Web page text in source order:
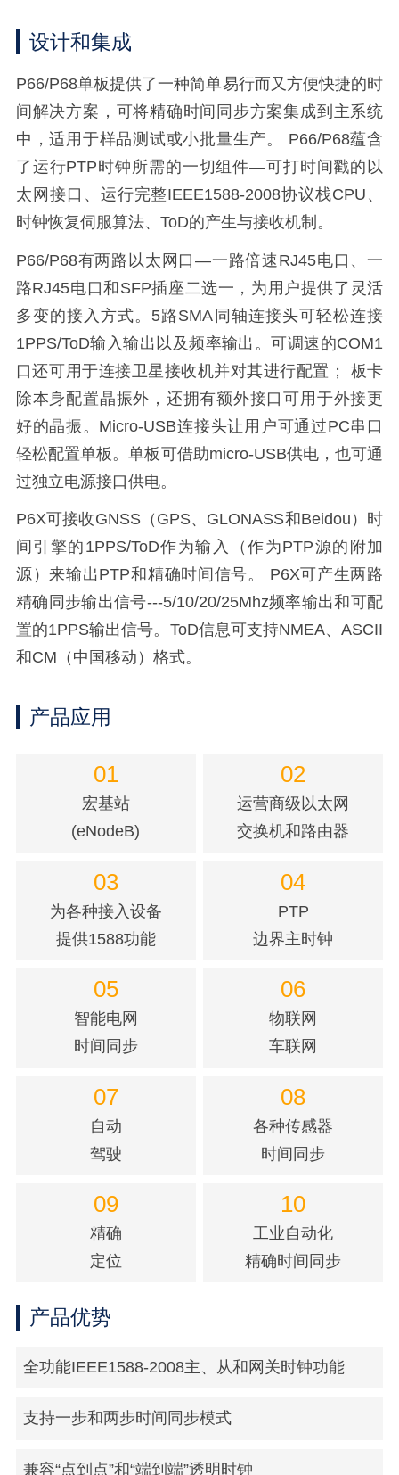
设计和集成
P66/P68单板提供了一种简单易行而又方便快捷的时
间解决方案，可将精确时间同步方案集成到主系统
中，适用于样品测试或小批量生产。 P66/P68蕴含
了运行PTP时钟所需的一切组件—可打时间戳的以
太网接口、运行完整IEEE1588-2008协议栈CPU、
时钟恢复伺服算法、ToD的产生与接收机制。
P66/P68有两路以太网口—一路倍速RJ45电口、一
路RJ45电口和SFP插座二选一，为用户提供了灵活
多变的接入方式。5路SMA同轴连接头可轻松连接
1PPS/ToD输入输出以及频率输出。可调速的COM1
口还可用于连接卫星接收机并对其进行配置； 板卡
除本身配置晶振外，还拥有额外接口可用于外接更
好的晶振。Micro-USB连接头让用户可通过PC串口
轻松配置单板。单板可借助micro-USB供电，也可通
过独立电源接口供电。
P6X可接收GNSS（GPS、GLONASS和Beidou）时
间引擎的1PPS/ToD作为输入（作为PTP源的附加
源）来输出PTP和精确时间信号。 P6X可产生两路
精确 同步输出信号---5/10/20/25Mhz频率输出和可配
置的1PPS输出信号。ToD信息可支持NMEA、ASCII
和CM（中国移动）格式。
产品应用
01
宏基站
(eNodeB)
02
运营商级以太网
交换机和路由器
03
为各种接入设备
提供1588功能
04
PTP
边界主时钟
05
智能电网
时间同步
06
物联网
车联网
07
自动
驾驶
08
各种传感器
时间同步
09
精确
定位
10
工业自动化
精确时间同步
产品优势
全功能IEEE1588-2008主、从和网关时钟功能
支持一步和两步时间同步模式
兼容“点到点”和“端到端”透明时钟